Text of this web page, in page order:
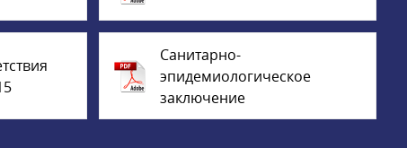
Санитарно-
эпидемиологическое
заключение